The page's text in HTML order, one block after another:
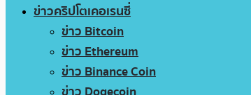
ข่าวคริปโตเคอเรนซี่
ข่าว Bitcoin
ข่าว Ethereum
ข่าว Binance Coin